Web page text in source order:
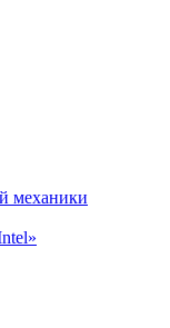
механики